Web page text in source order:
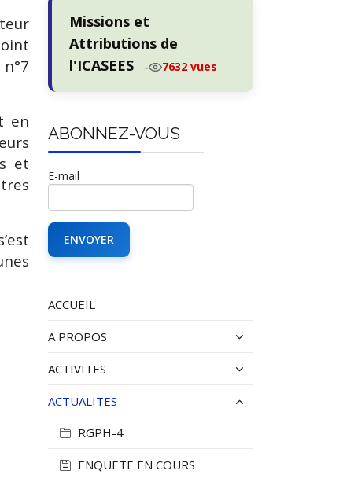
en
et
Missions et
Attributions de
l'ICASEES
- 7632 vues
ABONNEZ-VOUS
E-mail
ACCUEIL
A PROPOS
ACTIVITES
ACTUALITES
RGPH-4
ENQUETE EN COURS